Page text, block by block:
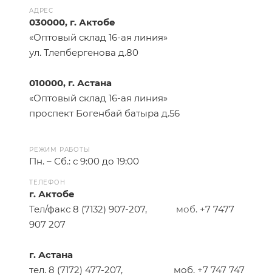
АДРЕС
030000, г. Актобе
«Оптовый склад 16-ая линия»
ул. Тлепбергенова д.80
010000, г. Астана
«Оптовый склад 16-ая линия»
проспект Богенбай батыра д.56
РЕЖИМ РАБОТЫ
Пн. – Сб.: с 9:00 до 19:00
ТЕЛЕФОН
г. Актобе
Тел/факс 8 (7132) 907-207, моб. +7 7477
907 207
г. Астана
тел. 8 (7172) 477-207, моб. +7 747 747